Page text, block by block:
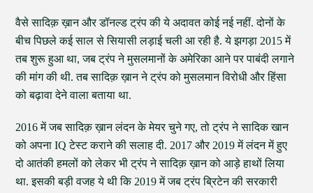
वैसे सादिक़ ख़ान और डॉनल्ड ट्रंप की ये अदावत कोई नई नहीं. दोनों के
बीच पिछले कई साल से सियासी लड़ाई चली आ रही है. ये झगड़ा 2015 में
तब शुरू हुआ था, जब ट्रंप ने मुसलमानों के अमेरिका आने पर पाबंदी लगाने
की मांग की थी. तब सादिक़ ख़ान ने ट्रंप को मुसलमान विरोधी और हिंसा
को बढ़ावा देने वाला बताया था.
2016 में जब सादिक़ ख़ान लंदन के मेयर चुने गए, तो ट्रंप ने सादिक खान
को अपना IQ टेस्ट कराने की सलाह दी. 2017 और 2019 में लंदन में हुए
दो आतंकी हमलों को लेकर भी ट्रंप ने सादिक़ ख़ान को आड़े हाथों लिया
था. इसकी बड़ी वजह ये थी कि 2019 में जब ट्रंप ब्रिटेन की सरकारी